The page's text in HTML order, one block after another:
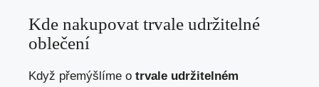
Kde nakupovat trvale udržitelné
oblečení
Když přemýšlíme o trvale udržitelném